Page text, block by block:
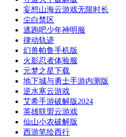
妄想山海云游戏无限时长
尘白禁区
逃跑吧少年神明服
律动轨迹
幻兽帕鲁手机版
火影忍者体验服
元梦之星下载
地下城与勇士手游内测版
逆水寒云游戏
艾希手游破解版2024
英雄联盟云游戏
仙山小农破解版
西游笔绘西行